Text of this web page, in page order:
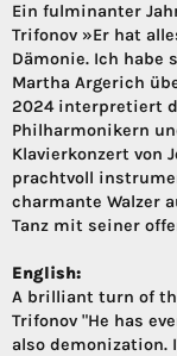
Ein fulminanter
Trifonov »Er hat
Dämonie. Ich habe
Martha Argerich
2024 interpretiert
Philharmonikern
Klavierkonzert von
prachtvoll
charmante Walzer
Tanz mit seiner
English:
A brilliant turn of
Trifonov "He has
also demonization.